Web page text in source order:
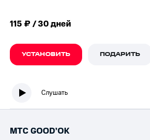
115 ₽ / 30 дней
УСТАНОВИТЬ ПОДАРИТЬ
Слушать
МТС GOOD’OK